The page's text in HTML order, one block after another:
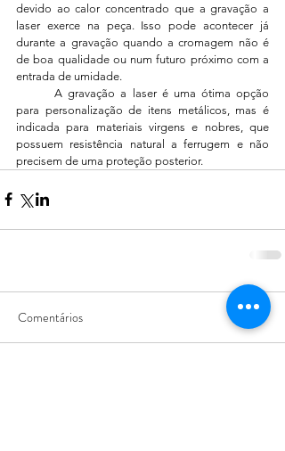
devido ao calor concentrado que a gravação a
laser exerce na peça. Isso pode acontecer já
durante a gravação quando a cromagem não é
de boa qualidade ou num futuro próximo com a
entrada de umidade.
	A gravação a laser é uma ótima opção
para personalização de itens metálicos, mas é
indicada para materiais virgens e nobres, que
possuem resistência natural a ferrugem e não
precisem de uma proteção posterior.
Comentários